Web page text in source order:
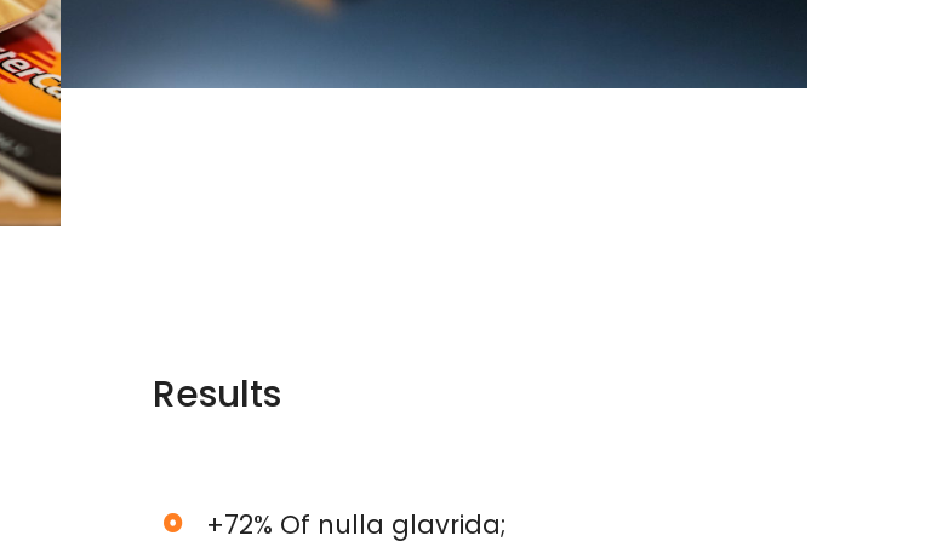
Results
+72% Of nulla glavrida;